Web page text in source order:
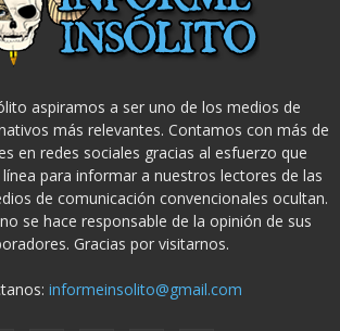
aspiramos a ser uno de los medios de
más relevantes. Contamos con más de
en redes sociales gracias al esfuerzo que
para informar a nuestros lectores de las
de comunicación convencionales ocultan.
se hace responsable de la opinión de sus
Gracias por visitarnos.
informeinsolito@gmail.com